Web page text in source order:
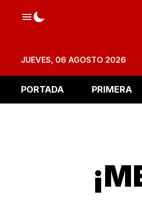
JUEVES, 06 AGOSTO 2026
PORTADA PRIMERA